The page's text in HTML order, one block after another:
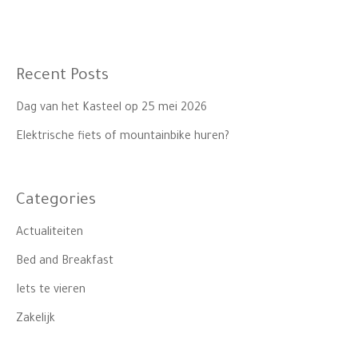
Recent Posts
Dag van het Kasteel op 25 mei 2026
Elektrische fiets of mountainbike huren?
Categories
Actualiteiten
Bed and Breakfast
Iets te vieren
Zakelijk